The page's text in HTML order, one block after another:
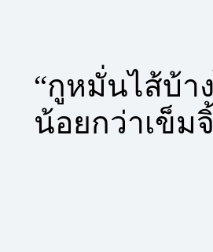
“กูหมั่นไส้บ้า
น้อยกว่าเข็ม